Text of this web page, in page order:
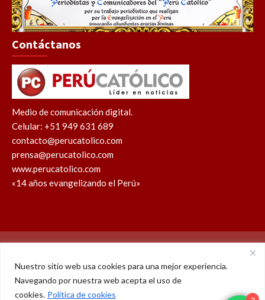
Nuestro sitio web usa cookies para una mejor experiencia.
Navegando por nuestra web acepta el uso de
cookies. Política de cookies
Contáctanos
Medio de comunicación digital.
Celular: +51 949 631 689
contacto@perucatolico.com
prensa@perucatolico.com
www.perucatolico.com
«14 años evangelizando el Perú»
Política de cookies Política de privacidad
WhatsAppFacebookYoutubeInstagram
X